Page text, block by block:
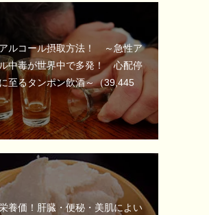
ルコール摂取方法！ ～急性ア
中毒が世界中で多発！ 心配停
至るタンポン飲酒～（39,445
養価！肝臓・便秘・美肌によい